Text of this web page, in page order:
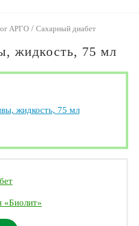
АРГО / Сахарный диабет
жидкость, 75 мл
«Биолит»